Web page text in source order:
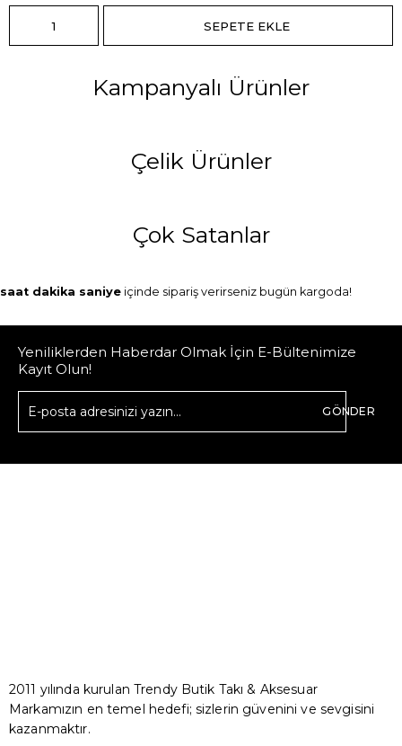
Kampanyalı Ürünler
Çelik Ürünler
Çok Satanlar
saat dakika saniye içinde sipariş verirseniz bugün kargoda!
Yeniliklerden Haberdar Olmak İçin E-Bültenimize
Kayıt Olun!
GÖNDER
2011 yılında kurulan Trendy Butik Takı & Aksesuar
Markamızın en temel hedefi; sizlerin güvenini ve sevgisini
kazanmaktır.